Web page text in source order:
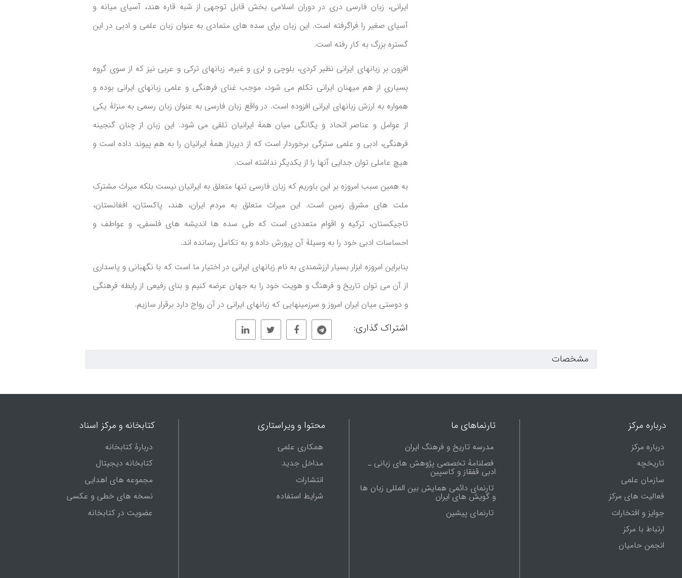
ایرانی، زبان فارسی دری در دوران اسلامی بخش قابل توجهی از شبه قاره هند، آسیای میانه و
آسیای صغیر را فراگرفته است. این زبان برای سده های متمادی به عنوان زبان علمی و ادبی در این
گستره بزرگ به کار رفته است.
افزون بر زبانهای ایرانی نظیر کردی، بلوچی و لری و غیره، زبانهای ترکی و عربی نیز که از سوی گروه
بسیاری از هم میهنان ایرانی تکلم می شود، موجب غنای فرهنگی و علمی زبانهای ایرانی بوده و
همواره به ارزش زبانهای ایرانی افزوده است. در واقع زبان فارسی به عنوان زبان رسمی به منزلۀ یکی
از عوامل و عناصر اتحاد و یگانگی میان همۀ ایرانیان تلقی می شود. این زبان از چنان گنجینه
فرهنگی، ادبی و علمی سترگی برخوردار است که از دیرباز همۀ ایرانیان را به هم پیوند داده است و
هیچ عاملی توان جدایی آنها را از یکدیگر نداشته است.
به همین سبب امروزه بر این باوریم که زبان فارسی تنها متعلق به ایرانیان نیست بلکه میراث مشترک
ملت های مشرق زمین است. این میراث متعلق به مردم ایران، هند، پاکستان، افغانستان،
تاجیکستان، ترکیه و اقوام متعددی است که طی سده ها اندیشه های فلسفی، و عواطف و
احساسات ادبی خود را به وسیلۀ آن پرورش داده و به تکامل رسانده اند.
بنابراین امروزه ابزار بسیار ارزشمندی به نام زبانهای ایرانی در اختیار ما است که با نگهبانی و پاسداری
از آن می توان تاریخ و فرهنگ و هویت خود را به جهان عرضه کنیم و بنای رفیعی از رابطه فرهنگی
و دوستی میان ایران امروز و سرزمینهایی که زبانهای ایرانی در آن رواج دارد برقرار سازیم.
اشتراک گذاری:
مشخصات
درباره مرکز
درباره مرکز
تاریخچه
سازمان علمی
فعالیت های مرکز
جوایز و افتخارات
ارتباط با مرکز
انجمن حامیان
تارنماهای ما
مدرسه تاریخ و فرهنگ ایران
فصلنامۀ تخصصی پژوهش های زبانی ـ
ادبی قفقاز و کاسپین
تارنمای دائمی همایش بین المللی زبان ها
و گویش های ایران
تارنماى پيشين
محتوا و ویراستاری
همکاری علمی
مداخل جدید
انتشارات
شرایط استفاده
کتابخانه و مرکز اسناد
دربارۀ کتابخانه
کتابخانه دیجیتال
مجموعه های اهدایی
نسخه های خطی و عکسی
عضویت در کتابخانه